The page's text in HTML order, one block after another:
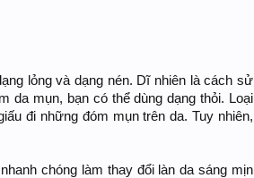
lỏng và dạng nén. Dĩ nhiên là cách sử
da mụn, bạn có thể dùng dạng thỏi. Loại
đi những đóm mụn trên da. Tuy nhiên,
chóng làm thay đổi làn da sáng mịn